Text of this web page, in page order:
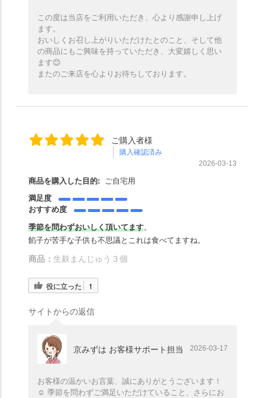
この度は当店をご利用いただき、心より感謝申し上げ
ます。
おいしくお召し上がりいただけたとのこと、そして他
の商品にもご興味を持っていただき、大変嬉しく思い
ます😊
またのご来店を心よりお待ちしております。
ご購入者様
購入確認済み
2026-03-13
商品を購入した目的:
ご自宅用
満足度
おすすめ度
季節を問わずおいしく頂いてます。
餡子が苦手な子供も不思議とこれは食べてますね。
商品： 生麸まんじゅう３個
役に立った 1
サイトからの返信
京みずは お客様サポート担当 2026-03-17
お客様の温かいお言葉、誠にありがとうございます！
☺️ 季節を問わずご満足いただけていること、さらにお